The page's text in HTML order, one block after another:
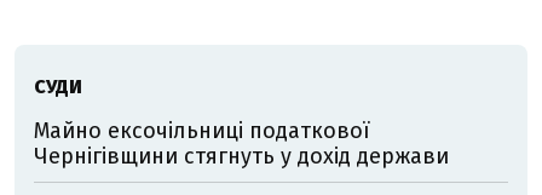
СУДИ
Майно ексочільниці податкової
Чернігівщини стягнуть у дохід держави